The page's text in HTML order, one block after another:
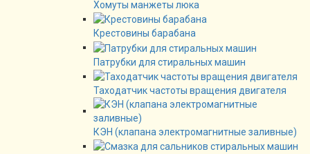
Хомуты манжеты люка
Крестовины барабана
Патрубки для стиральных машин
Таходатчик частоты вращения двигателя
КЭН (клапана электромагнитные заливные)